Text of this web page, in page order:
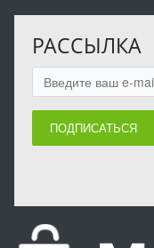
РАССЫЛКА
ПОДПИСАТЬСЯ